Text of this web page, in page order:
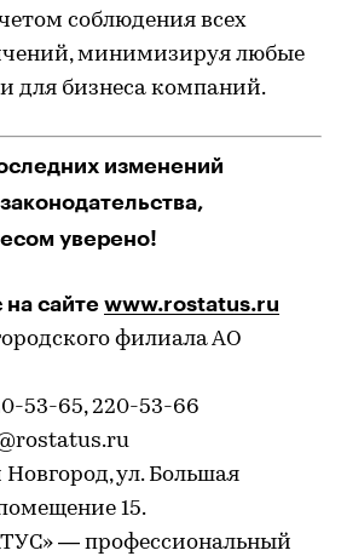
соблюдения всех
минимизируя любые
для бизнеса компаний.
изменений
уверено!
сайте www.rostatus.ru
филиала АО
53-65, 220-53-66
ул. Большая
15.
— профессиональный